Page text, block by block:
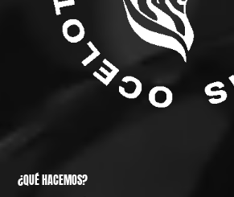
¿QUÉ HACEMOS?